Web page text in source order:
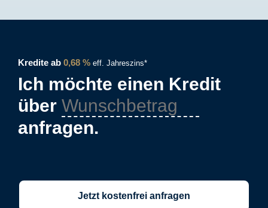
Kredite ab 0,68 % eff. Jahreszins*
Ich möchte einen Kredit
über
anfragen.
Jetzt kostenfrei anfragen